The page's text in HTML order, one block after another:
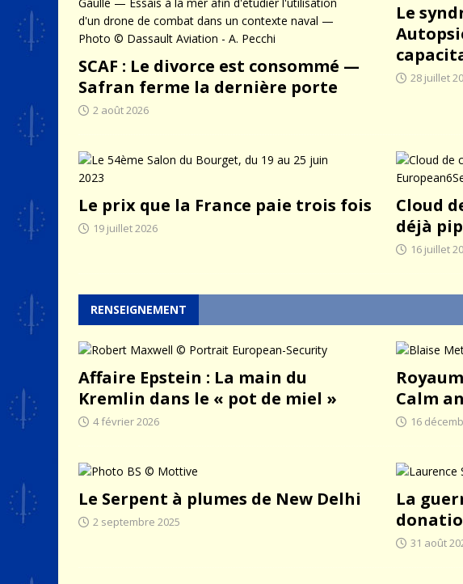
SCAF : Le divorce est consommé —
Safran ferme la dernière porte
2 août 2026
Le
28 juillet
Le prix que la France paie trois fois
19 juillet 2026
Cloud
déjà
16 juillet
RENSEIGNEMENT
Affaire Epstein : La main du
Kremlin dans le « pot de miel »
4 février 2026
Calm
16
Le Serpent à plumes de New Delhi
2 septembre 2025
La
31 août